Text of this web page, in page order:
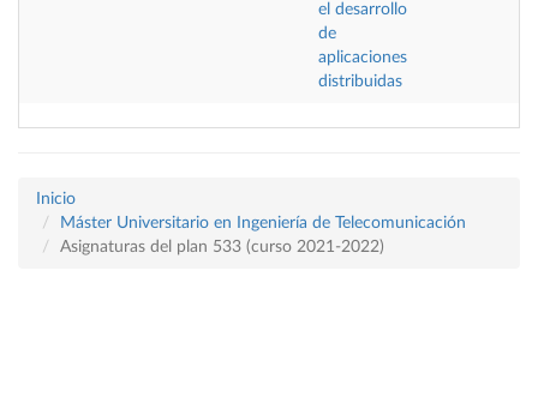
el desarrollo
de
aplicaciones
distribuidas
Inicio
Máster Universitario en Ingeniería de Telecomunicación
Asignaturas del plan 533 (curso 2021-2022)